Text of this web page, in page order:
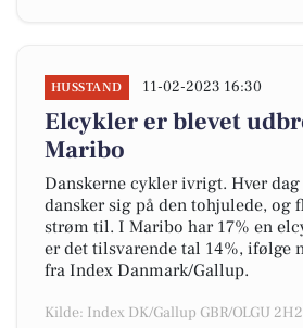
HUSSTAND 11-02-2023 16:30
Elcykler er blevet
Maribo
Danskerne cykler ivrigt. Hver
dansker sig på den tohjulede, og
strøm til. I Maribo har 17% en
er det tilsvarende tal 14%, ifølge
fra Index Danmark/Gallup.
Kilde: Index DK/Gallup GBR/OLGU